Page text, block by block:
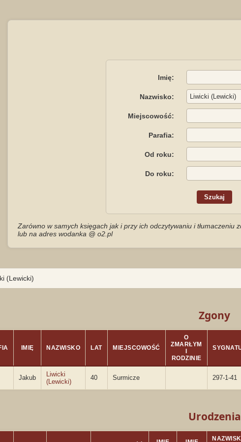
Imię:
Nazwisko:
Miejscowość:
Parafia:
Od roku:
Do roku:
Zarówno w samych księgach jak i przy ich odczytywaniu i tłumaczeniu
lub na adres wodanka @ o2.pl
(Lewicki)
Zgony
IMIĘ NAZWISKO LAT MIEJSCOWOŚĆ
O
ZMARŁYM
RODZINIE
Jakub
Liwicki
(Lewicki)
40 Surmicze 297-1-41
Urodzenia